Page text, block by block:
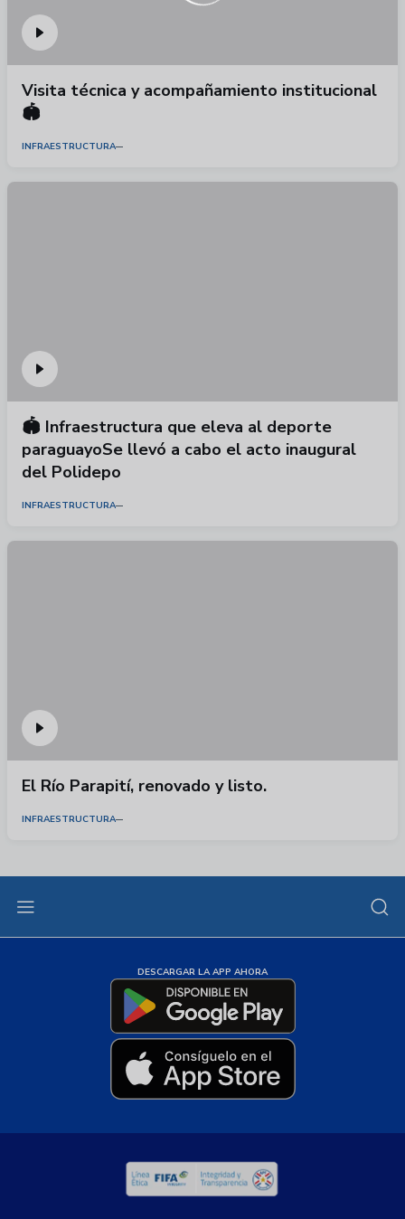
Visita técnica y acompañamiento institucional
🏟️
INFRAESTRUCTURA
🏟️ Infraestructura que eleva al deporte
paraguayoSe llevó a cabo el acto inaugural
del Polidepo
INFRAESTRUCTURA
El Río Parapití, renovado y listo.
INFRAESTRUCTURA
DESCARGAR LA APP AHORA